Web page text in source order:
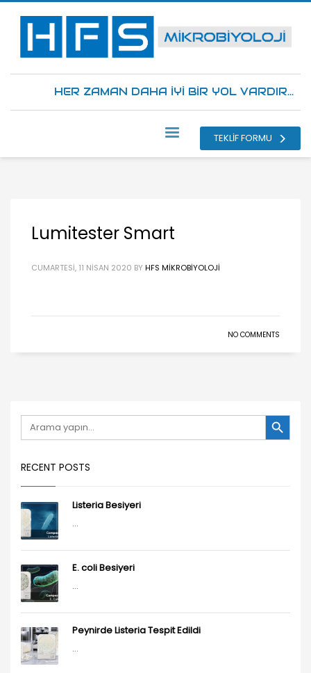
HER ZAMAN DAHA İYİ BİR YOL VARDIR...
TEKLİF FORMU
Lumitester Smart
CUMARTESI, 11 NISAN 2020 BY HFS MIKROBIYOLOJI
NO COMMENTS
Search
for:
Search Button
RECENT POSTS
Listeria Besiyeri
...
E. coli Besiyeri
...
Peynirde Listeria Tespit Edildi
...